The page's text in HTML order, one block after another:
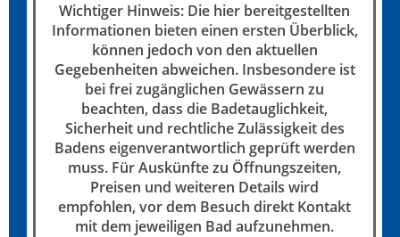
Wichtiger Hinweis: Die hier bereitgestellten
Informationen bieten einen ersten Überblick,
können jedoch von den aktuellen
Gegebenheiten abweichen. Insbesondere ist
bei frei zugänglichen Gewässern zu
beachten, dass die Badetauglichkeit,
Sicherheit und rechtliche Zulässigkeit des
Badens eigenverantwortlich geprüft werden
muss. Für Auskünfte zu Öffnungszeiten,
Preisen und weiteren Details wird
empfohlen, vor dem Besuch direkt Kontakt
mit dem jeweiligen Bad aufzunehmen.